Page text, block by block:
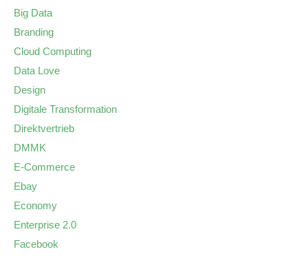
Big Data
Branding
Cloud Computing
Data Love
Design
Digitale Transformation
Direktvertrieb
DMMK
E-Commerce
Ebay
Economy
Enterprise 2.0
Facebook